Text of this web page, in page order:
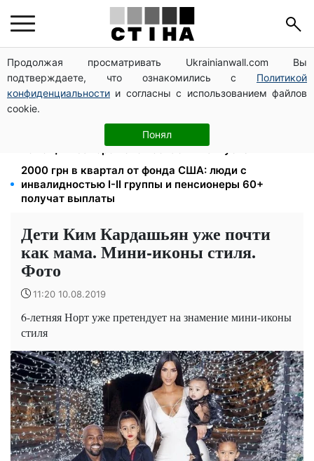
Продолжая просматривать Ukrainianwall.com Вы
подтверждаете, что ознакомились с Политикой
конфиденциальности и согласны с использованием файлов
cookie.
Понял
Пенсия для III группы инвалидности с 1 сентября: от
2595 до 10 625 грн — кто сколько получит
200+ тысяч в СЗЧ, миллионы в розыске: Федоров
раскрыл план реформы мобилизации и ТЦК
1-2 набора гигиены на семью: UNICEF раздает
помощь в Запорожской области в августе
2000 грн в квартал от фонда США: люди с
инвалидностью I-II группы и пенсионеры 60+
получат выплаты
Дети Ким Кардашьян уже почти
как мама. Мини-иконы стиля.
Фото
11:20 10.08.2019
6-летняя Норт уже претендует на знамение мини-иконы
стиля